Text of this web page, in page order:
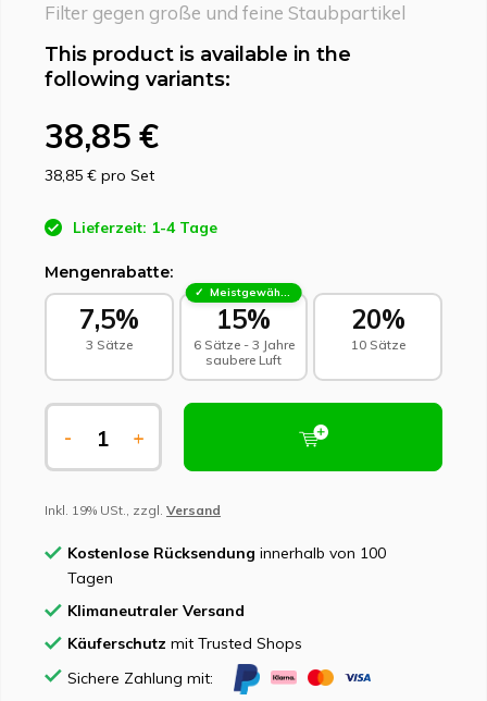
Filter gegen große und feine Staubpartikel
This product is available in the
following variants:
38,85 €
38,85 € pro Set
Lieferzeit: 1-4 Tage
Mengenrabatte:
7,5%
3 Sätze
Meistgewählt - Nachhaltige Wahl
15%
6 Sätze - 3 Jahre
saubere Luft
20%
10 Sätze
- +
Inkl. 19% USt., zzgl. Versand
Kostenlose Rücksendung innerhalb von 100
Tagen
Klimaneutraler Versand
Käuferschutz mit Trusted Shops
Sichere Zahlung mit: